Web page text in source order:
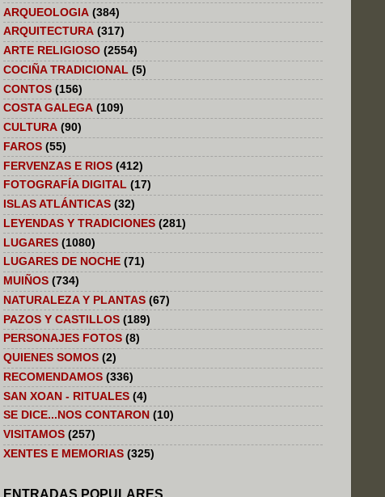
ARQUEOLOGIA (384)
ARQUITECTURA (317)
ARTE RELIGIOSO (2554)
COCIÑA TRADICIONAL (5)
CONTOS (156)
COSTA GALEGA (109)
CULTURA (90)
FAROS (55)
FERVENZAS E RIOS (412)
FOTOGRAFÍA DIGITAL (17)
ISLAS ATLÁNTICAS (32)
LEYENDAS Y TRADICIONES (281)
LUGARES (1080)
LUGARES DE NOCHE (71)
MUIÑOS (734)
NATURALEZA Y PLANTAS (67)
PAZOS Y CASTILLOS (189)
PERSONAJES FOTOS (8)
QUIENES SOMOS (2)
RECOMENDAMOS (336)
SAN XOAN - RITUALES (4)
SE DICE...NOS CONTARON (10)
VISITAMOS (257)
XENTES E MEMORIAS (325)